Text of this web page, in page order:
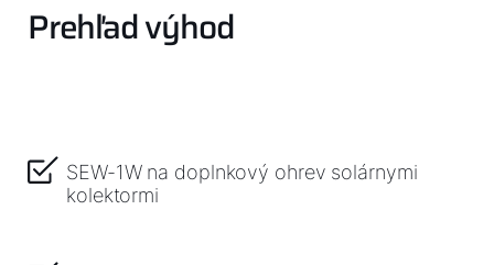
Prehľad výhod
SEW-1W na doplnkový ohrev solárnymi
kolektormi
Hotline